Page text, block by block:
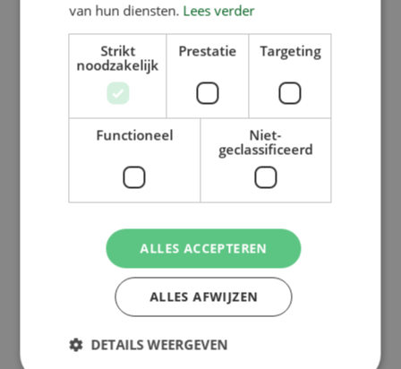
van hun diensten. Lees verder
Strikt
noodzakelijk
Prestatie Targeting
Functioneel
Niet-
geclassificeerd
ALLES ACCEPTEREN
ALLES AFWIJZEN
DETAILS WEERGEVEN